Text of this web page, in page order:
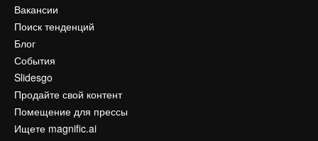
Вакансии
Поиск тенденций
Блог
События
Slidesgo
Продайте свой контент
Помещение для прессы
Ищете magnific.ai